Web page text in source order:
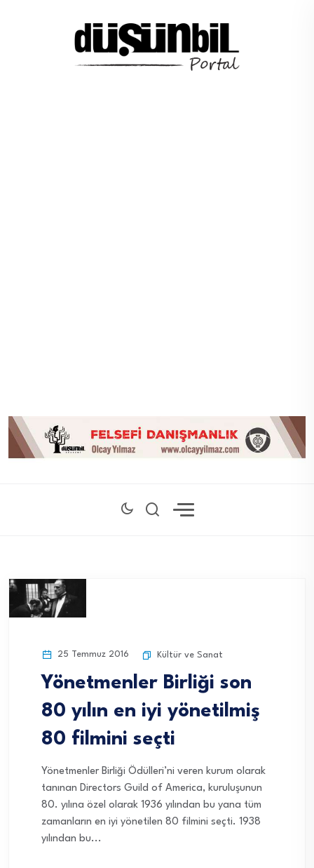
25 Temmuz 2016 Kültür ve Sanat
Yönetmenler Birliği son
80 yılın en iyi yönetilmiş
80 filmini seçti
Yönetmenler Birliği Ödülleri’ni veren kurum olarak
tanınan Directors Guild of America, kuruluşunun
80. yılına özel olarak 1936 yılından bu yana tüm
zamanların en iyi yönetilen 80 filmini seçti. 1938
yılından bu...